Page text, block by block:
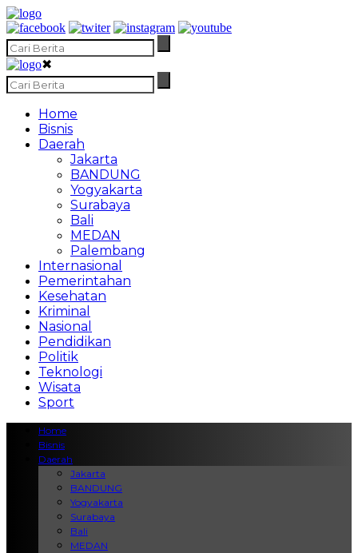
✖
Home
Bisnis
Daerah
Jakarta
BANDUNG
Yogyakarta
Surabaya
Bali
MEDAN
Palembang
Internasional
Pemerintahan
Kesehatan
Kriminal
Nasional
Pendidikan
Politik
Teknologi
Wisata
Sport
Home
Bisnis
Daerah
Jakarta
BANDUNG
Yogyakarta
Surabaya
Bali
MEDAN